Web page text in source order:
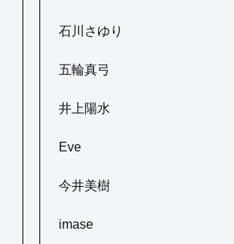
石川さゆり
五輪真弓
井上陽水
Eve
今井美樹
imase